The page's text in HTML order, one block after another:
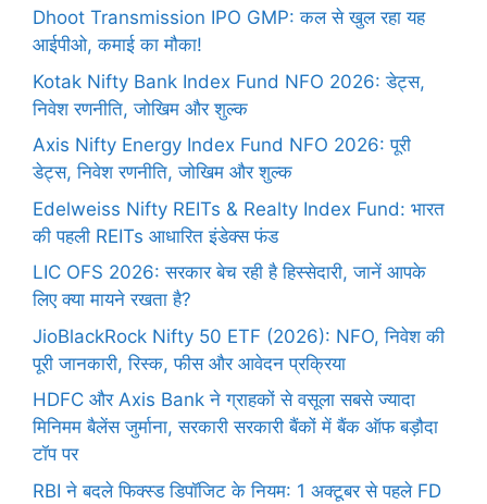
Dhoot Transmission IPO GMP: कल से खुल रहा यह
आईपीओ, कमाई का मौका!
Kotak Nifty Bank Index Fund NFO 2026: डेट्स,
निवेश रणनीति, जोखिम और शुल्क
Axis Nifty Energy Index Fund NFO 2026: पूरी
डेट्स, निवेश रणनीति, जोखिम और शुल्क
Edelweiss Nifty REITs & Realty Index Fund: भारत
की पहली REITs आधारित इंडेक्स फंड
LIC OFS 2026: सरकार बेच रही है हिस्सेदारी, जानें आपके
लिए क्या मायने रखता है?
JioBlackRock Nifty 50 ETF (2026): NFO, निवेश की
पूरी जानकारी, रिस्क, फीस और आवेदन प्रक्रिया
HDFC और Axis Bank ने ग्राहकों से वसूला सबसे ज्यादा
मिनिमम बैलेंस जुर्माना, सरकारी सरकारी बैंकों में बैंक ऑफ बड़ौदा
टॉप पर
RBI ने बदले फिक्स्ड डिपॉजिट के नियम: 1 अक्टूबर से पहले FD